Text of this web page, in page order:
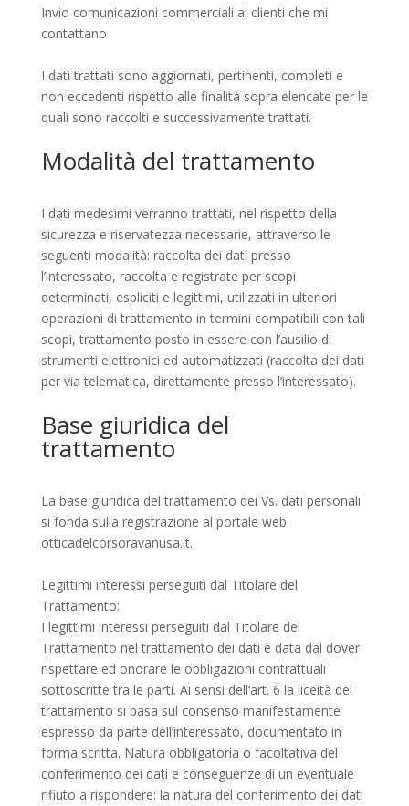
Invio comunicazioni commerciali ai clienti che mi
contattano
I dati trattati sono aggiornati, pertinenti, completi e
non eccedenti rispetto alle finalità sopra elencate per le
quali sono raccolti e successivamente trattati.
Modalità del trattamento
I dati medesimi verranno trattati, nel rispetto della
sicurezza e riservatezza necessarie, attraverso le
seguenti modalità: raccolta dei dati presso
l’interessato, raccolta e registrate per scopi
determinati, espliciti e legittimi, utilizzati in ulteriori
operazioni di trattamento in termini compatibili con tali
scopi, trattamento posto in essere con l’ausilio di
strumenti elettronici ed automatizzati (raccolta dei dati
per via telematica, direttamente presso l’interessato).
Base giuridica del
trattamento
La base giuridica del trattamento dei Vs. dati personali
si fonda sulla registrazione al portale web
otticadelcorsoravanusa.it.
Legittimi interessi perseguiti dal Titolare del
Trattamento:
I legittimi interessi perseguiti dal Titolare del
Trattamento nel trattamento dei dati è data dal dover
rispettare ed onorare le obbligazioni contrattuali
sottoscritte tra le parti. Ai sensi dell’art. 6 la liceità del
trattamento si basa sul consenso manifestamente
espresso da parte dell’interessato, documentato in
forma scritta. Natura obbligatoria o facoltativa del
conferimento dei dati e conseguenze di un eventuale
rifiuto a rispondere: la natura del conferimento dei dati